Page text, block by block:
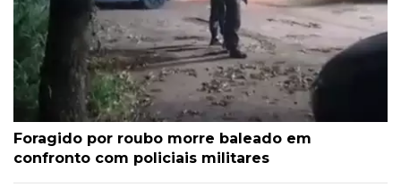
Foragido por roubo morre baleado em
confronto com policiais militares